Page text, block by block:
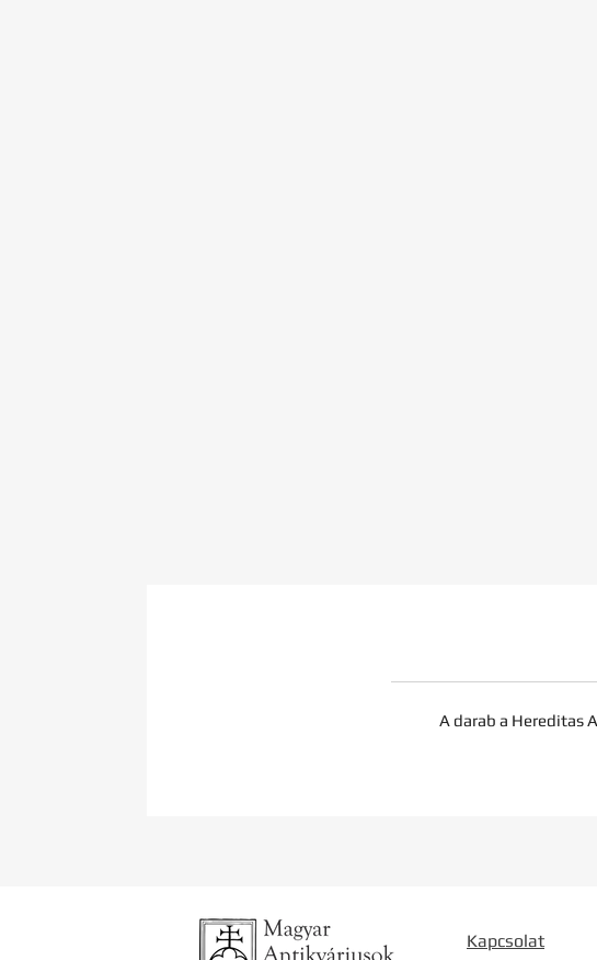
A darab a Hereditas
Kapcsolat